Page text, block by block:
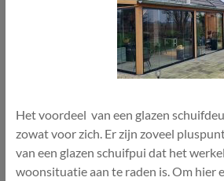
Het voordeel van een glazen
zowat voor zich. Er zijn zoveel
van een glazen schuifpui dat het
woonsituatie aan te raden is. Om hier